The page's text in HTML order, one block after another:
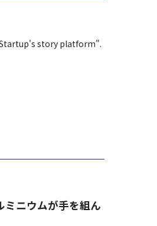
story platform".
ニウムが手を組ん